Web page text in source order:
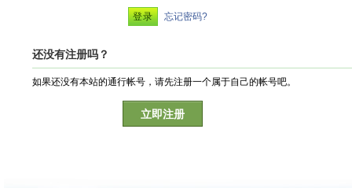
忘记密码?
还没有注册吗？
如果还没有本站的通行帐号，请先注册一个属于自己的帐号吧。
立即注册